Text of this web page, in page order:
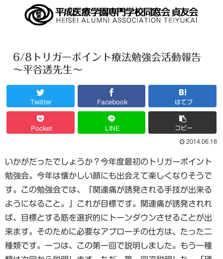
6/8トリガーポイント療法勉強会活動報告
～平谷透先生～
Twitter Facebook はてブ
Pocket LINE コピー
2014.06.18
いかがだったでしょうか？今年度最初のトリガーポイント
勉強会。今年は懐かしい顔にも出会えて楽しくなりそうで
す。この勉強会では、「関連痛が誘発される手技が出来る
ようになること。」これが目標です。関連痛が誘発されれ
ば、目標とする筋を選択的にトーンダウンさせることが出
来ます。そのために必要なアプローチの仕方は、たった二
種類です。一つは、この第一回で説明しました。もう一種